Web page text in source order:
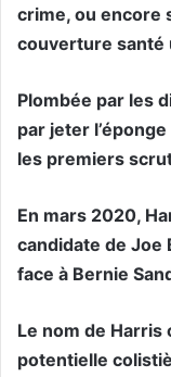
crime, ou encore
couverture santé
Plombée par les
par jeter
les premiers
En mars 2020,
candidate de Joe
face à Bernie
Le nom de Harris
potentielle